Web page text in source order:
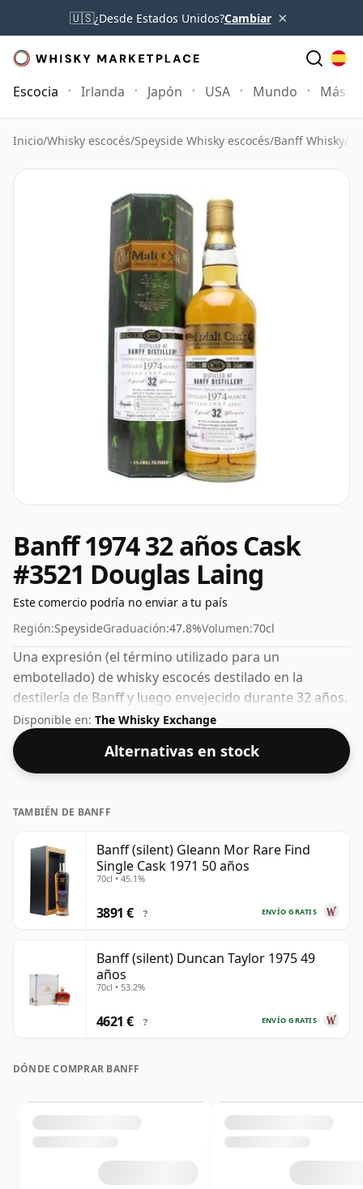
🇺🇸¿Desde Estados Unidos?Cambiar ×
Escocia Irlanda Japón USA Mundo Más
Inicio/Whisky escocés/Speyside Whisky escocés/Banff Whisky/
Banff 1974 32 años Cask
#3521 Douglas Laing
Este comercio podría no enviar a tu país
Región:SpeysideGraduación:47.8%Volumen:70cl
Una expresión (el término utilizado para un
embotellado) de whisky escocés destilado en la
destilería de Banff y luego envejecido durante 32 años.
Embotellado con una agradable graduación del 47,8%,
este whisky se presenta en una botella de 70 cl.
Disponible en: The Whisky Exchange
Alternativas en stock
TAMBIÉN DE BANFF
Banff (silent) Gleann Mor Rare Find
Single Cask 1971 50 años
70cl • 45.1%
ENVÍO GRATIS
3891 € ?
Banff (silent) Duncan Taylor 1975 49
años
70cl • 53.2%
ENVÍO GRATIS
4621 € ?
DÓNDE COMPRAR BANFF